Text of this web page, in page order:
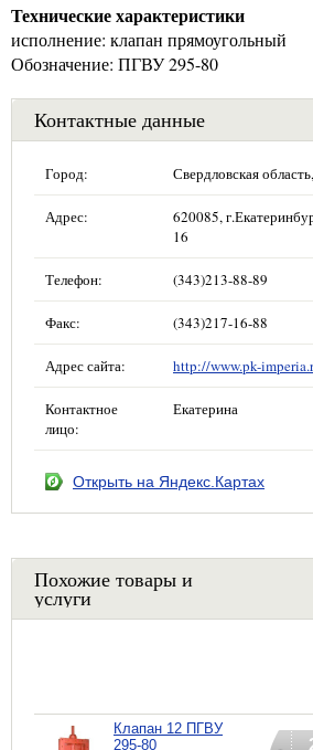
Технические характеристики
исполнение: клапан прямоугольный
Обозначение: ПГВУ 295-80
Контактные данные
Город: Свердловская
Адрес:
620085,
16
Телефон: (343)213-88-89
Факс: (343)217-16-88
Адрес сайта: http://www.pk-
Контактное
лицо:
Екатерина
Открыть на Яндекс.Картах
Похожие товары и
услуги
Клапан 12 ПГВУ
295-80